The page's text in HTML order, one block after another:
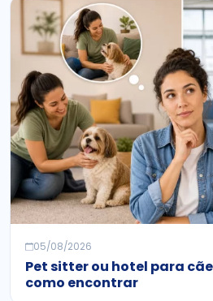
05/08/2026
Pet sitter ou hotel para
como encontrar